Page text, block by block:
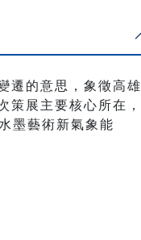
遷的意思，象徵高雄
策展主要核心所在，
墨藝術新氣象能